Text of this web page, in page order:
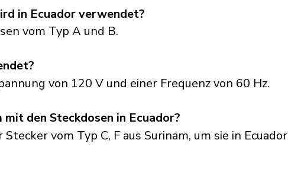
in Ecuador verwendet?
vom Typ A und B.
von 120 V und einer Frequenz von 60 Hz.
den Steckdosen in Ecuador?
vom Typ C, F aus Surinam, um sie in Ecuador